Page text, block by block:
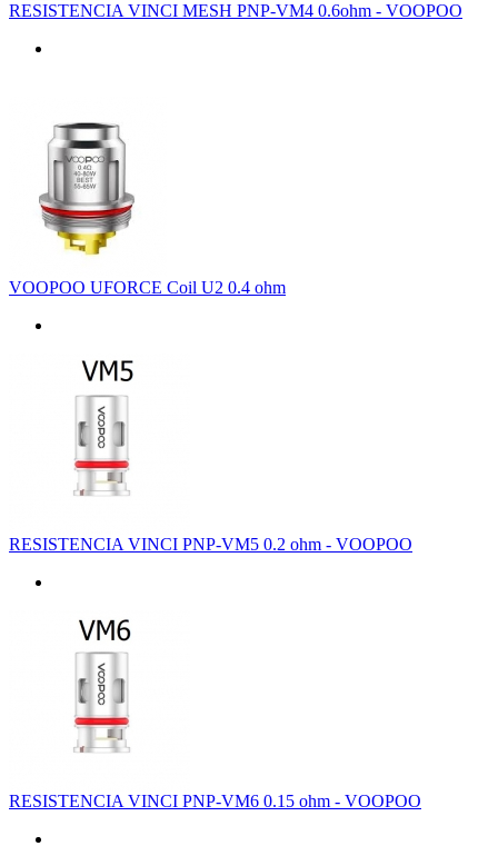
RESISTENCIA VINCI MESH PNP-VM4 0.6ohm - VOOPOO
VOOPOO UFORCE Coil U2 0.4 ohm
RESISTENCIA VINCI PNP-VM5 0.2 ohm - VOOPOO
RESISTENCIA VINCI PNP-VM6 0.15 ohm - VOOPOO